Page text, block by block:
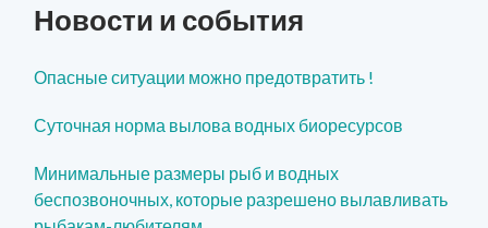
Новости и события
Опасные ситуации можно предотвратить !
Суточная норма вылова водных биоресурсов
Минимальные размеры рыб и водных
беспозвоночных, которые разрешено вылавливать